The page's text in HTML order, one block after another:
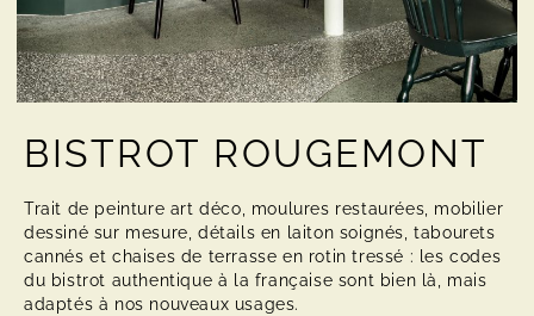
BISTROT ROUGEMONT
Trait de peinture art déco, moulures restaurées, mobilier
dessiné sur mesure, détails en laiton soignés, tabourets
cannés et chaises de terrasse en rotin tressé : les codes
du bistrot authentique à la française sont bien là, mais
adaptés à nos nouveaux usages.